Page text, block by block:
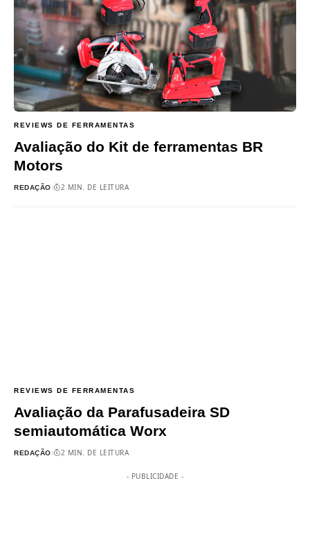
REVIEWS DE FERRAMENTAS
Avaliação do Kit de ferramentas BR
Motors
REDAÇÃO 2 MIN. DE LEITURA
REVIEWS DE FERRAMENTAS
Avaliação da Parafusadeira SD
semiautomática Worx
REDAÇÃO 2 MIN. DE LEITURA
- PUBLICIDADE -